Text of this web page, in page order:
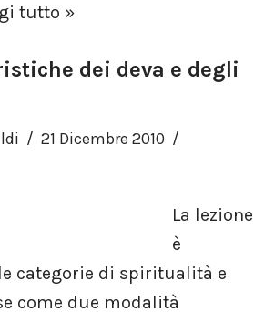
tutto »
dei deva e degli
21 Dicembre 2010
La lezione
è
categorie di spiritualità e
come due modalità